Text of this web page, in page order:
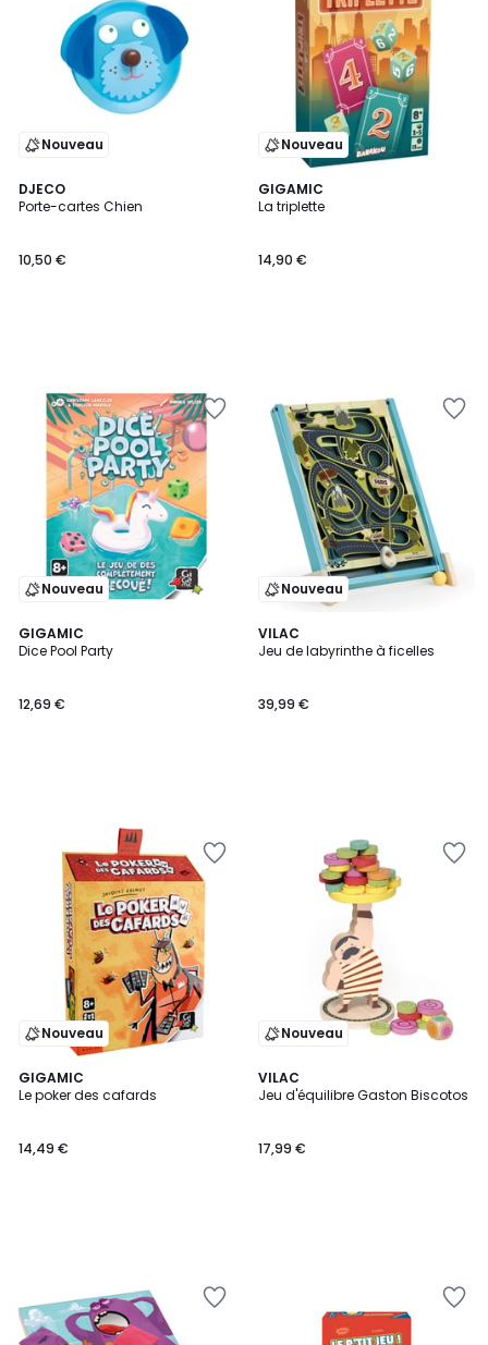
Nouveau
DJECO
Porte-cartes Chien
10,50 €
Nouveau
GIGAMIC
La triplette
14,90 €
Nouveau
GIGAMIC
Dice Pool Party
12,69 €
Nouveau
VILAC
Jeu de labyrinthe à ficelles
39,99 €
Nouveau
GIGAMIC
Le poker des cafards
14,49 €
Nouveau
VILAC
Jeu d'équilibre Gaston Biscotos
17,99 €